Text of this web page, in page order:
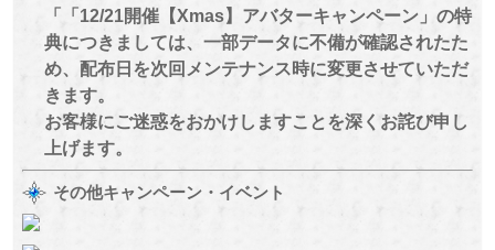
「「12/21開催【Xmas】アバターキャンペーン」の特
典につきましては、一部データに不備が確認されたた
め、配布日を次回メンテナンス時に変更させていただ
きます。
お客様にご迷惑をおかけしますことを深くお詫び申し
上げます。
その他キャンペーン・イベント